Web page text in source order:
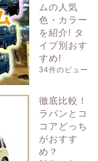
ムの人気
色・カラー
を紹介! タ
イプ別おす
すめ!
34件のビュー
徹底比較！
ラパンとコ
コアどっち
がおすす
め？